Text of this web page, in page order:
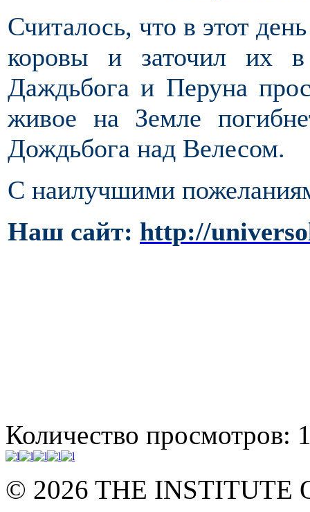
Считалось, что в этот
коровы и заточил их
Даждьбога и Перуна
живое на Земле
Дождьбога над Велесом.
С наилучшими
Наш сайт: http://
Количество просмотров:
© 2026 THE INSTITUTE